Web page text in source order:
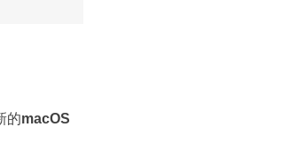
的macOS